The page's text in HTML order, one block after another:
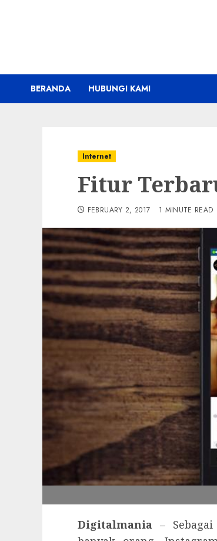
BERANDA HUBUNGI KAMI
Internet
Fitur
FEBRUARY 2, 2017 1 MINUTE READ
Digitalmania –